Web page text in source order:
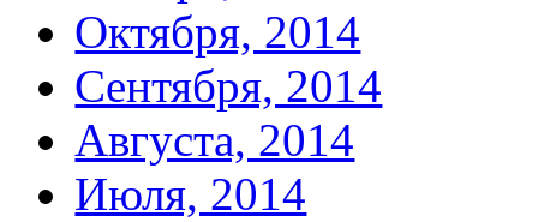
Октября, 2014
Сентября, 2014
Августа, 2014
Июля, 2014